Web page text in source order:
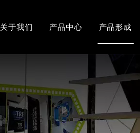
关于我们
办公和车间环境
产品中心 产品形成